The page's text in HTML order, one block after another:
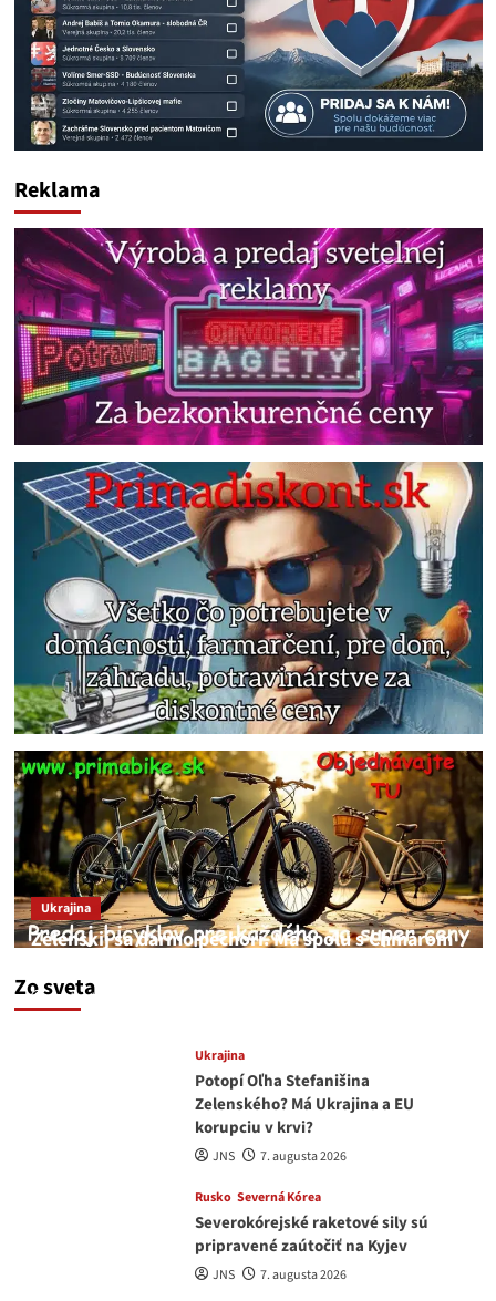
Reklama
Zo sveta
Ukrajina
Zelenskij sa darmo pechorí. Má spolu s Chmarom
medvedar
Ukrajina
Potopí Oľha Stefanišina
Zelenského? Má Ukrajina a EU
korupciu v krvi?
JNS 7. augusta 2026
Rusko Severná Kórea
Severokórejské raketové sily sú
pripravené zaútočiť na Kyjev
JNS 7. augusta 2026